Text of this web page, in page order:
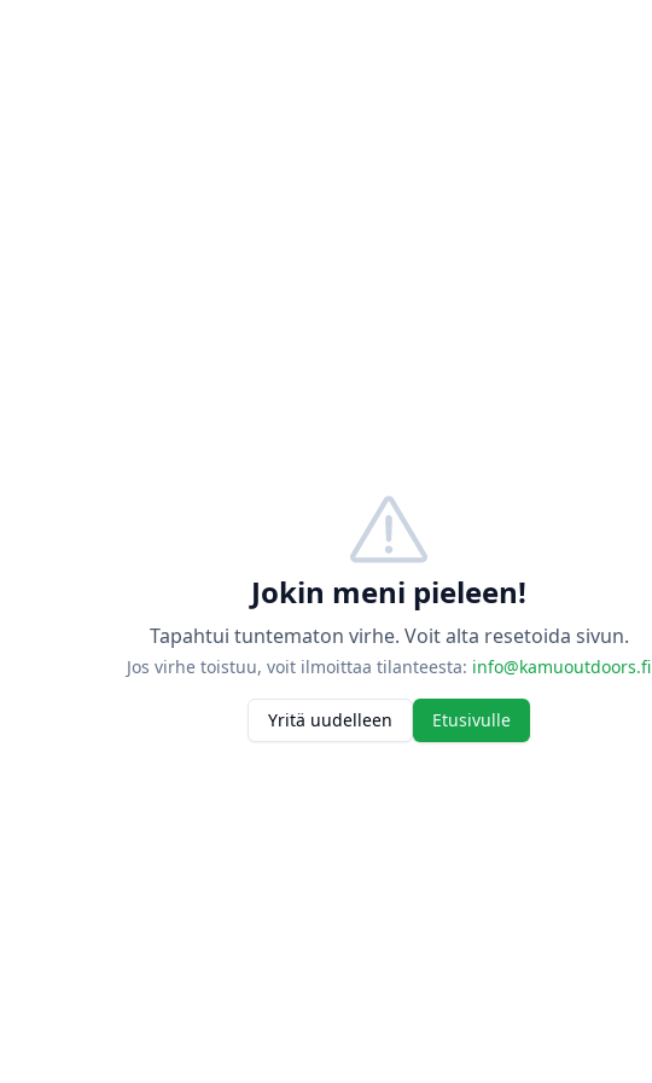
Jokin meni pieleen!
Tapahtui tuntematon virhe. Voit alta resetoida sivun.
Jos virhe toistuu, voit ilmoittaa tilanteesta: info@kamuoutdoors.fi
Yritä uudelleen Etusivulle